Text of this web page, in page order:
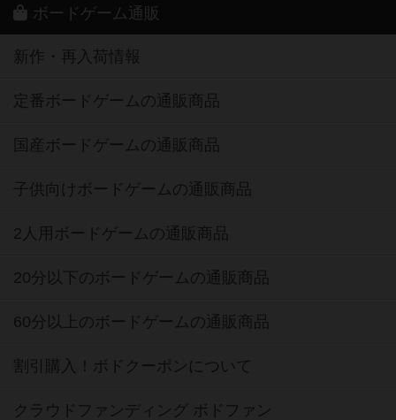
ボードゲーム通販
新作・再入荷情報
定番ボードゲームの通販商品
国産ボードゲームの通販商品
子供向けボードゲームの通販商品
2人用ボードゲームの通販商品
20分以下のボードゲームの通販商品
60分以上のボードゲームの通販商品
割引購入！ボドクーポンについて
クラウドファンディング ボドファン